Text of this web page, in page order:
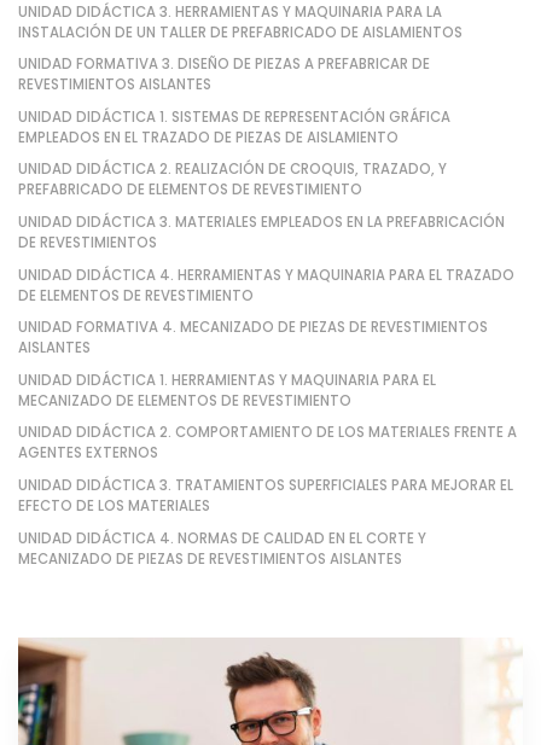
UNIDAD DIDÁCTICA 3. HERRAMIENTAS Y MAQUINARIA PARA LA
INSTALACIÓN DE UN TALLER DE PREFABRICADO DE AISLAMIENTOS
UNIDAD FORMATIVA 3. DISEÑO DE PIEZAS A PREFABRICAR DE
REVESTIMIENTOS AISLANTES
UNIDAD DIDÁCTICA 1. SISTEMAS DE REPRESENTACIÓN GRÁFICA
EMPLEADOS EN EL TRAZADO DE PIEZAS DE AISLAMIENTO
UNIDAD DIDÁCTICA 2. REALIZACIÓN DE CROQUIS, TRAZADO, Y
PREFABRICADO DE ELEMENTOS DE REVESTIMIENTO
UNIDAD DIDÁCTICA 3. MATERIALES EMPLEADOS EN LA PREFABRICACIÓN
DE REVESTIMIENTOS
UNIDAD DIDÁCTICA 4. HERRAMIENTAS Y MAQUINARIA PARA EL TRAZADO
DE ELEMENTOS DE REVESTIMIENTO
UNIDAD FORMATIVA 4. MECANIZADO DE PIEZAS DE REVESTIMIENTOS
AISLANTES
UNIDAD DIDÁCTICA 1. HERRAMIENTAS Y MAQUINARIA PARA EL
MECANIZADO DE ELEMENTOS DE REVESTIMIENTO
UNIDAD DIDÁCTICA 2. COMPORTAMIENTO DE LOS MATERIALES FRENTE A
AGENTES EXTERNOS
UNIDAD DIDÁCTICA 3. TRATAMIENTOS SUPERFICIALES PARA MEJORAR EL
EFECTO DE LOS MATERIALES
UNIDAD DIDÁCTICA 4. NORMAS DE CALIDAD EN EL CORTE Y
MECANIZADO DE PIEZAS DE REVESTIMIENTOS AISLANTES